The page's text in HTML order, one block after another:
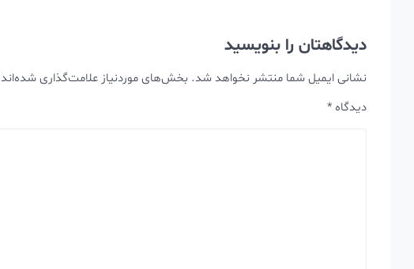
دیدگاهتان را بنویسید
نشانی ایمیل شما منتشر نخواهد شد. بخش‌های موردنیاز علامت‌گذاری شده‌اند
دیدگاه *